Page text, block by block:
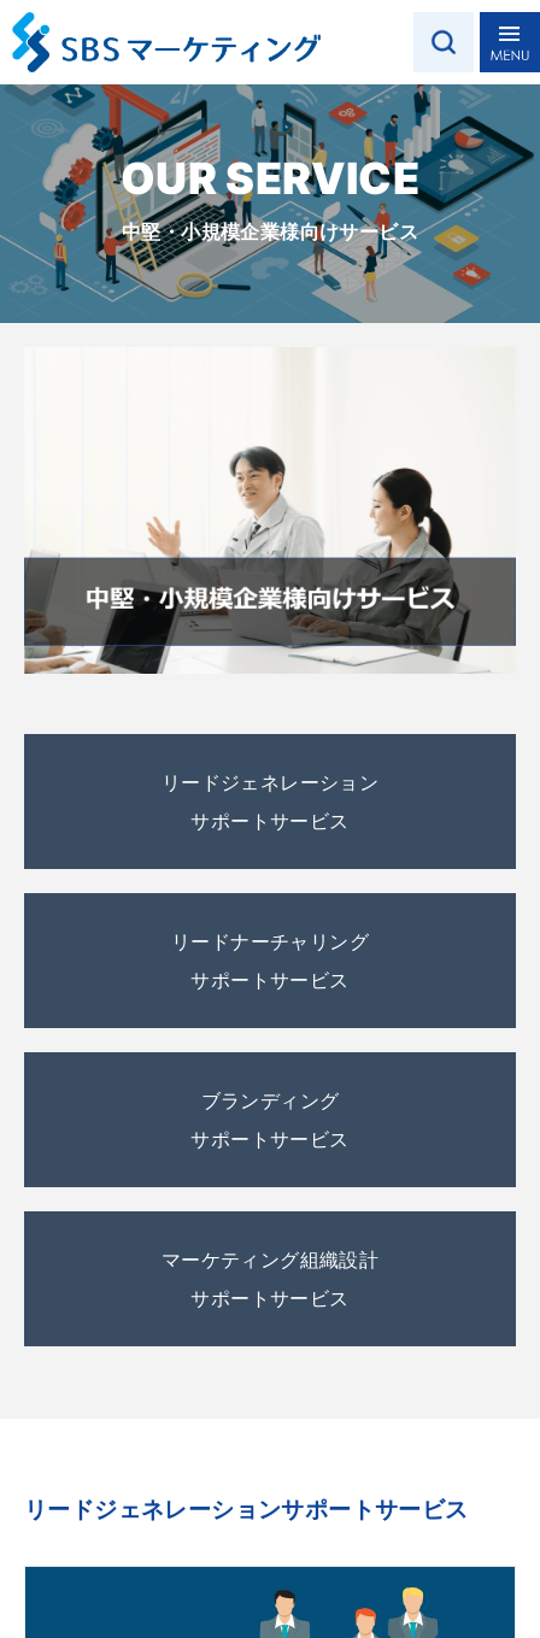
OUR SERVICE
中堅・小規模企業様向けサービス
リードジェネレーション
サポートサービス
リードナーチャリング
サポートサービス
ブランディング
サポートサービス
マーケティング組織設計
サポートサービス
リードジェネレーションサポートサービス